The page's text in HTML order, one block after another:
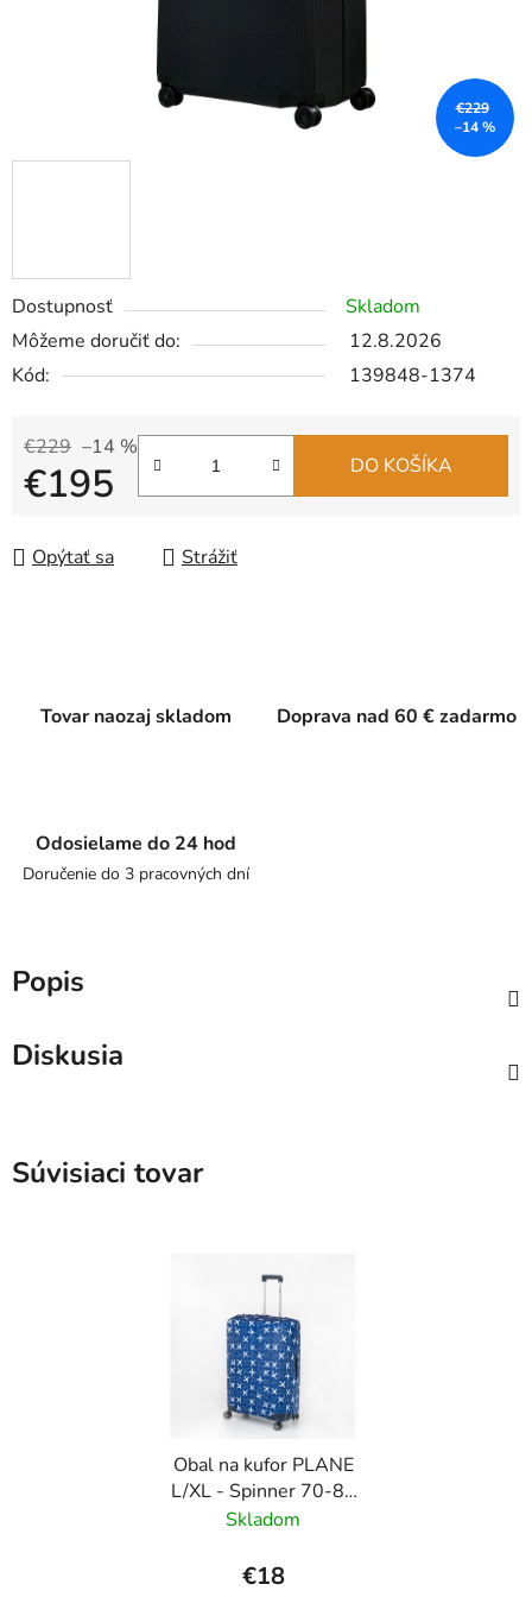
Dostupnosť
Skladom
Môžeme doručiť do:
12.8.2026
Kód:
139848-1374
€229 –14 %
€195 DO KOŠÍKA
Opýtať sa Strážiť
€229
–14 %
Tovar naozaj skladom Doprava nad 60 € zadarmo
Odosielame do 24 hod
Doručenie do 3 pracovných dní
Popis
Diskusia
Súvisiaci tovar
Obal na kufor PLANE
L/XL - Spinner 70-80
cm Modrá
Skladom
€18